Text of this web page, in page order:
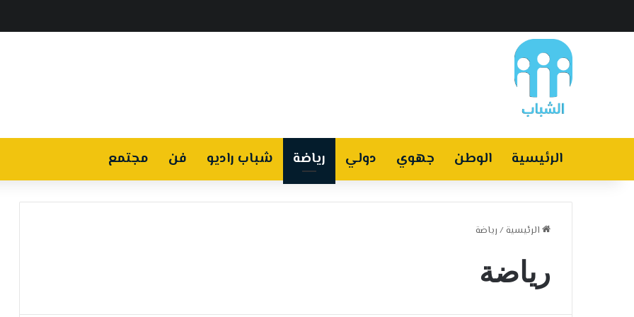
الرئيسية الوطن جهوي دولي رياضة شباب راديو فن مجتمع
الرئيسية / رياضة
رياضة